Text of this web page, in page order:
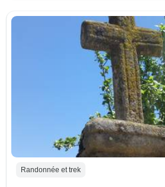
Randonnée et trek